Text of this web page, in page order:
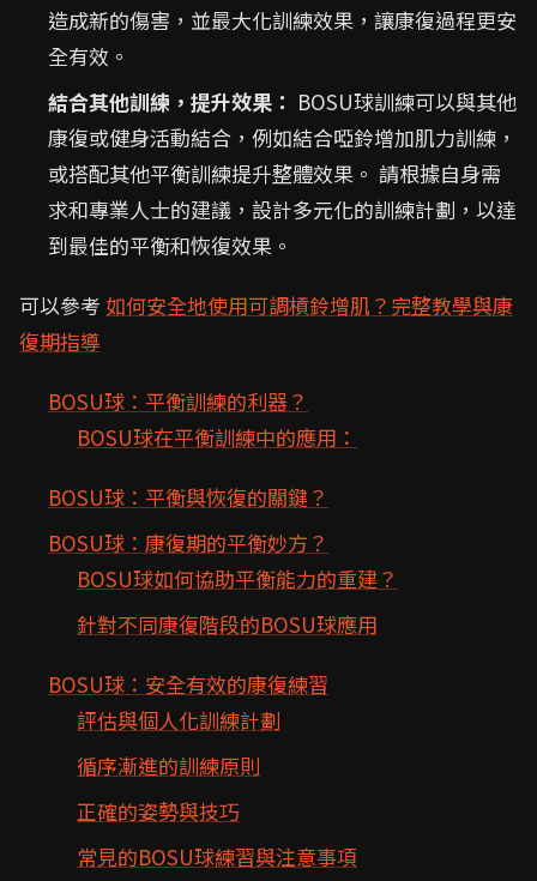
造成新的傷害，並最大化訓練效果，讓康復過程更安
全有效。
結合其他訓練，提升效果： BOSU球訓練可以與其他
康復或健身活動結合，例如結合啞鈴增加肌力訓練，
或搭配其他平衡訓練提升整體效果。 請根據自身需
求和專業人士的建議，設計多元化的訓練計劃，以達
到最佳的平衡和恢復效果。
可以參考 如何安全地使用可調槓鈴增肌？完整教學與康
復期指導
BOSU球：平衡訓練的利器？
BOSU球在平衡訓練中的應用：
BOSU球：平衡與恢復的關鍵？
BOSU球：康復期的平衡妙方？
BOSU球如何協助平衡能力的重建？
針對不同康復階段的BOSU球應用
BOSU球：安全有效的康復練習
評估與個人化訓練計劃
循序漸進的訓練原則
正確的姿勢與技巧
常見的BOSU球練習與注意事項